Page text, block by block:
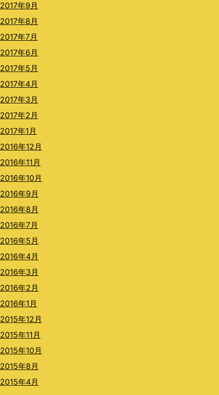
2017年9月
2017年8月
2017年7月
2017年6月
2017年5月
2017年4月
2017年3月
2017年2月
2017年1月
2016年12月
2016年11月
2016年10月
2016年9月
2016年8月
2016年7月
2016年5月
2016年4月
2016年3月
2016年2月
2016年1月
2015年12月
2015年11月
2015年10月
2015年8月
2015年4月